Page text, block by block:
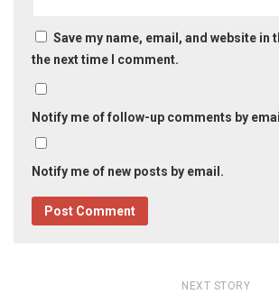
Save my name, email, and website in
the next time I comment.
Notify me of follow-up comments by
Notify me of new posts by email.
NEXT STORY